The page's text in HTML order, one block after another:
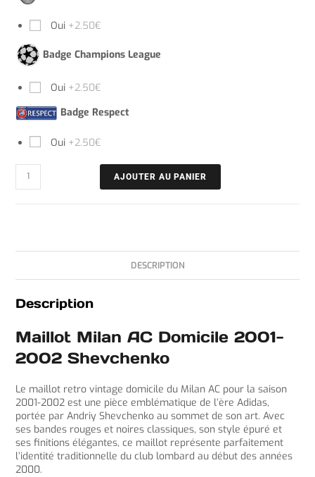
Oui +2.50€
Badge Champions League
Oui +2.50€
Badge Respect
Oui +2.50€
AJOUTER AU PANIER
DESCRIPTION
Description
Maillot Milan AC Domicile 2001-
2002 Shevchenko
Le maillot retro vintage domicile du Milan AC pour la saison
2001-2002 est une pièce emblématique de l’ère Adidas,
portée par Andriy Shevchenko au sommet de son art. Avec
ses bandes rouges et noires classiques, son style épuré et
ses finitions élégantes, ce maillot représente parfaitement
l’identité traditionnelle du club lombard au début des années
2000.